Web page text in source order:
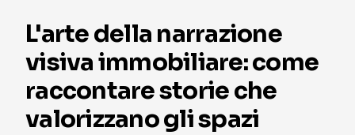
L'arte della narrazione
visiva immobiliare: come
raccontare storie che
valorizzano gli spazi